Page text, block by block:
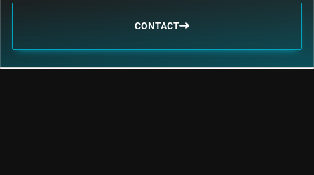
CONTACT